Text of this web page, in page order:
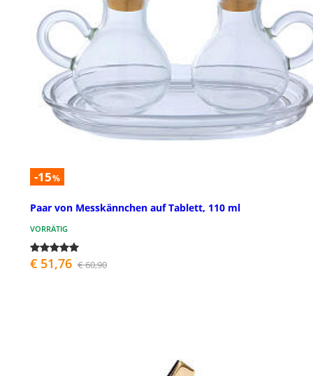
-15%
Paar von Messkännchen auf Tablett, 110 ml
VORRÄTIG
€ 51,76 € 60,90